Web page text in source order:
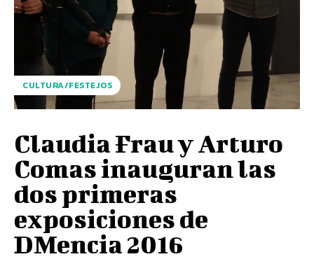
CULTURA/FESTEJOS
Claudia Frau y Arturo
Comas inauguran las
dos primeras
exposiciones de
DMencia 2016